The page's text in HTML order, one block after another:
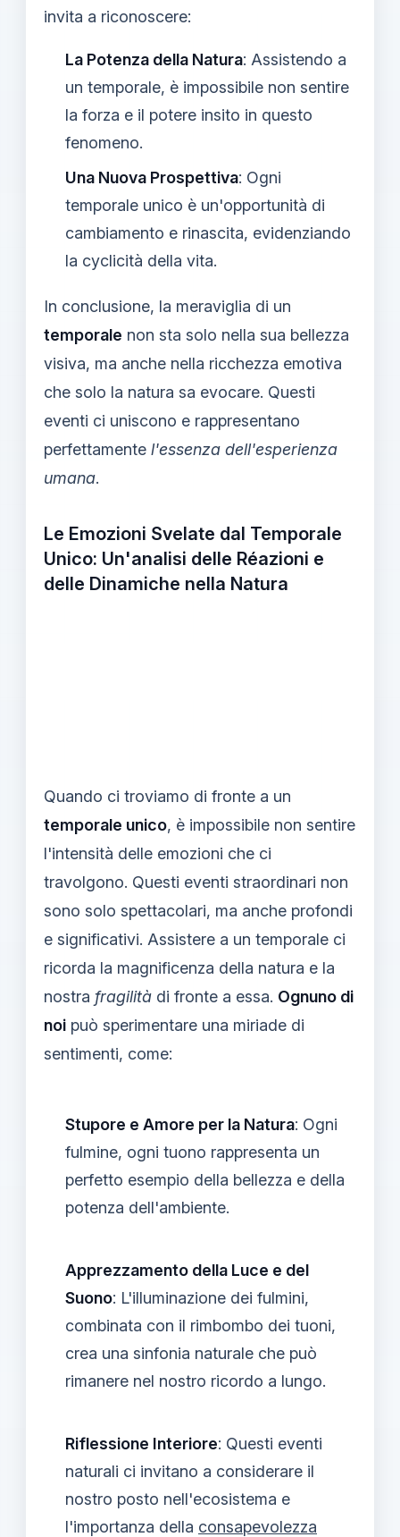
invita a riconoscere:
La Potenza della Natura: Assistendo a
un temporale, è impossibile non sentire
la forza e il potere insito in questo
fenomeno.
Una Nuova Prospettiva: Ogni
temporale unico è un'opportunità di
cambiamento e rinascita, evidenziando
la cyclicità della vita.
In conclusione, la meraviglia di un
temporale non sta solo nella sua bellezza
visiva, ma anche nella ricchezza emotiva
che solo la natura sa evocare. Questi
eventi ci uniscono e rappresentano
perfettamente l'essenza dell'esperienza
umana.
Le Emozioni Svelate dal Temporale
Unico: Un'analisi delle Réazioni e
delle Dinamiche nella Natura
Quando ci troviamo di fronte a un
temporale unico, è impossibile non sentire
l'intensità delle emozioni che ci
travolgono. Questi eventi straordinari non
sono solo spettacolari, ma anche profondi
e significativi. Assistere a un temporale ci
ricorda la magnificenza della natura e la
nostra fragilità di fronte a essa. Ognuno di
noi può sperimentare una miriade di
sentimenti, come:
Stupore e Amore per la Natura: Ogni
fulmine, ogni tuono rappresenta un
perfetto esempio della bellezza e della
potenza dell'ambiente.
Apprezzamento della Luce e del
Suono: L'illuminazione dei fulmini,
combinata con il rimbombo dei tuoni,
crea una sinfonia naturale che può
rimanere nel nostro ricordo a lungo.
Riflessione Interiore: Questi eventi
naturali ci invitano a considerare il
nostro posto nell'ecosistema e
l'importanza della consapevolezza